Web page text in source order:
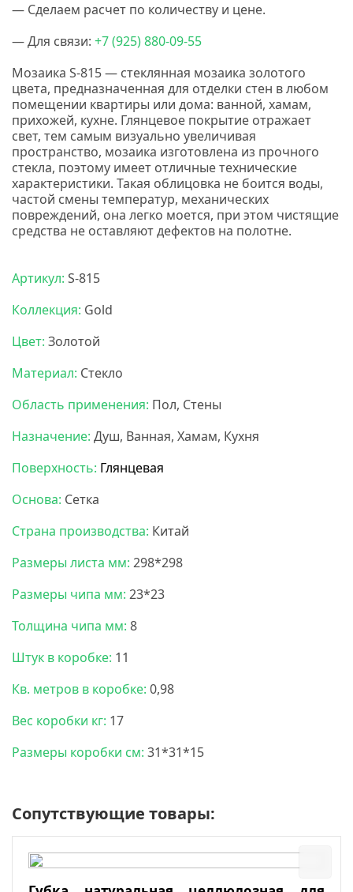
— Сделаем расчет по количеству и цене.
— Для связи: +7(925) 880-09-55
Мозаика S-815 — стеклянная мозаика золотого
цвета, предназначенная для отделки стен в любом
помещении квартиры или дома: ванной, хамам,
прихожей, кухне. Глянцевое покрытие отражает
свет, тем самым визуально увеличивая
пространство, мозаика изготовлена из прочного
стекла, поэтому имеет отличные технические
характеристики. Такая облицовка не боится воды,
частой смены температур, механических
повреждений, она легко моется, при этом чистящие
средства не оставляют дефектов на полотне.
Артикул: S-815
Коллекция: Gold
Цвет: Золотой
Материал: Стекло
Область применения: Пол, Стены
Назначение: Душ, Ванная, Хамам, Кухня
Поверхность: Глянцевая
Основа: Сетка
Страна производства: Китай
Размеры листа мм: 298*298
Размеры чипа мм: 23*23
Толщина чипа мм: 8
Штук в коробке: 11
Кв. метров в коробке: 0,98
Вес коробки кг: 17
Размеры коробки см: 31*31*15
Сопутствующие товары: